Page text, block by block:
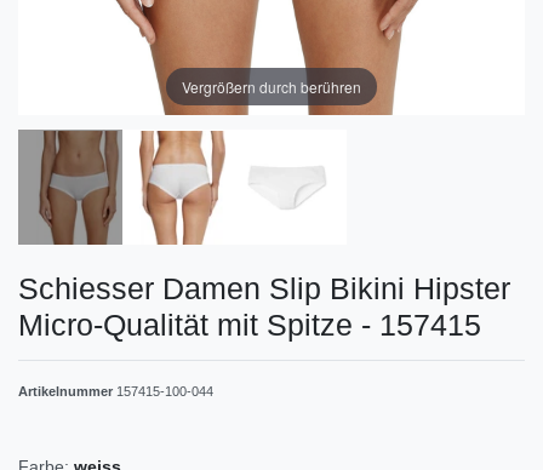
Vergrößern durch berühren
Schiesser Damen Slip Bikini Hipster
Micro-Qualität mit Spitze - 157415
Artikelnummer 157415-100-044